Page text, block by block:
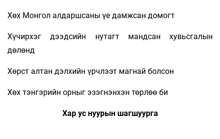
Хөх Монгол алдаршсаны үе дамжсан домогт
Хүчирхэг дээдсийн нутагт мандсан хувьсгалын
дөлөнд
Хөрст алтан дэлхийн үрчлээт магнай болсон
Хөх тэнгэрийн орныг эзэгнэнхэн төрлөө би
Хар ус нуурын шагшуурга